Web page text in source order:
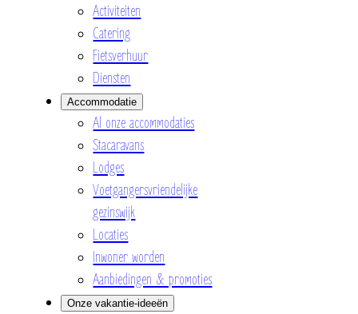
Activiteiten
Catering
Fietsverhuur
Diensten
Accommodatie
Al onze accommodaties
Stacaravans
Lodges
Voetgangersvriendelijke
gezinswijk
Locaties
Inwoner worden
Aanbiedingen & promoties
Onze vakantie-ideeën